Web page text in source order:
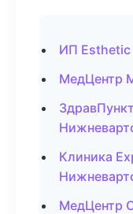
ИП Esthetic
МедЦентр
Клиника
МедЦентр